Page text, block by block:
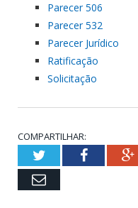
Parecer 506
Parecer 532
Parecer Jurídico
Ratificação
Solicitação
COMPARTILHAR:
TwitterFacebook
Email